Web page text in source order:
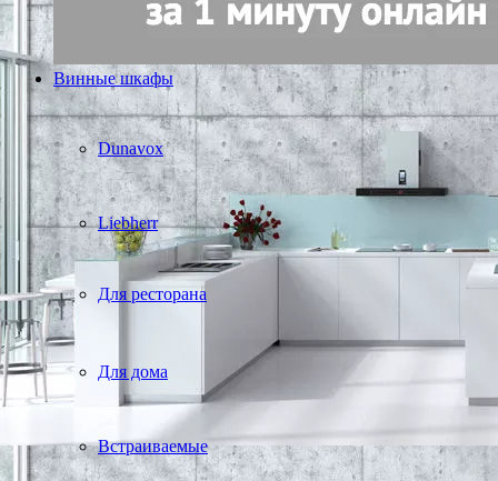
Винные шкафы
Dunavox
Liebherr
Для ресторана
Для дома
Встраиваемые